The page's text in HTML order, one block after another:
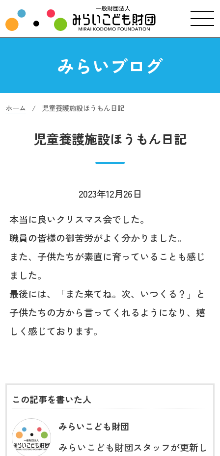
みらいブログ
ホーム 児童養護施設ほうもん日記
児童養護施設ほうもん日記
2023年12月26日
本当に良いクリスマス会でした。
職員の皆様の御苦労がよく分かりました。
また、子供たちが素直に育っていることも感じ
ました。
最後には、「また来てね。次、いつくる？」と
子供たちの方から言ってくれるようになり、嬉
しく感じております。
この記事を書いた人
みらいこども財団
みらいこども財団スタッフが更新し